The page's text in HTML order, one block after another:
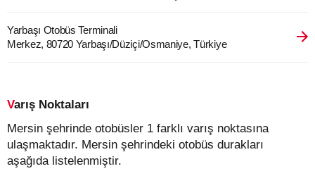
Yarbaşı Otobüs Terminali
Merkez, 80720 Yarbaşı/Düziçi/Osmaniye, Türkiye
Varış Noktaları
Mersin şehrinde otobüsler 1 farklı varış noktasına
ulaşmaktadır. Mersin şehrindeki otobüs durakları
aşağıda listelenmiştir.